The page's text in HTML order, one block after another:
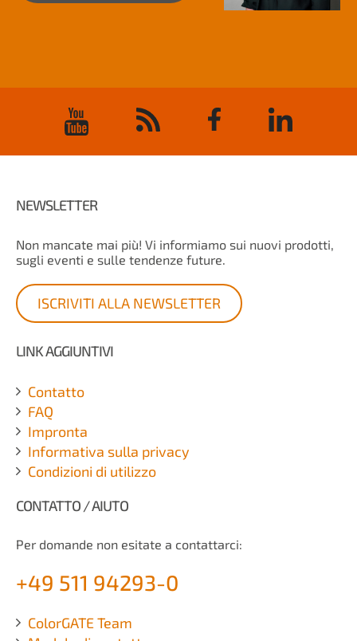
NEWSLETTER
Non mancate mai più! Vi informiamo sui nuovi prodotti,
sugli eventi e sulle tendenze future.
ISCRIVITI ALLA NEWSLETTER
LINK AGGIUNTIVI
Contatto
FAQ
Impronta
Informativa sulla privacy
Condizioni di utilizzo
CONTATTO / AIUTO
Per domande non esitate a contattarci:
+49 511 94293-0
ColorGATE Team